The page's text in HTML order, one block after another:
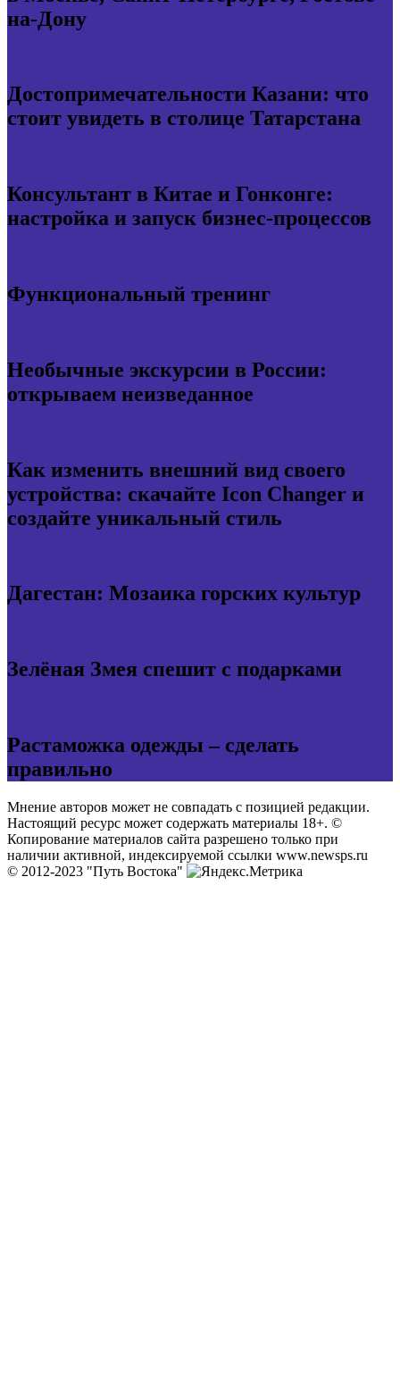
на-Дону
Достопримечательности Казани: что
стоит увидеть в столице Татарстана
Консультант в Китае и Гонконге:
настройка и запуск бизнес-процессов
Функциональный тренинг
Необычные экскурсии в России:
открываем неизведанное
Как изменить внешний вид своего
устройства: скачайте Icon Changer и
создайте уникальный стиль
Дагестан: Мозаика горских культур
Зелёная Змея спешит с подарками
Растаможка одежды – сделать
правильно
Мнение авторов может не совпадать с позицией редакции.
Настоящий ресурс может содержать материалы 18+. ©
Копирование материалов сайта разрешено только при
наличии активной, индексируемой ссылки www.newsps.ru
© 2012-2023 "Путь Востока"